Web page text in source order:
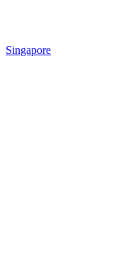
Singapore